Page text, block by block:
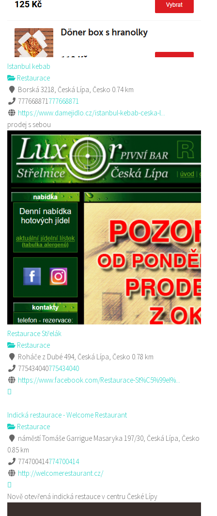
Istanbul kebab
Restaurace
Borská 3218, Česká Lípa, Česko 0.74 km
777668871777668871
https://www.damejidlo.cz/istanbul-kebab-ceska-l...
prodej s sebou
Restaurace Střelák
Restaurace
Roháče z Dubé 494, Česká Lípa, Česko 0.78 km
775434040775434040
https://www.facebook.com/Restaurace-St%C5%99el%...
Indická restaurace - Welcome Restaurant
Restaurace
náměstí Tomáše Garrigue Masaryka 197/30, Česká Lípa, Česko
0.85 km
774700414774700414
http://welcomerestaurant.cz/
Nově otevřená indická restauce v centru České Lípy